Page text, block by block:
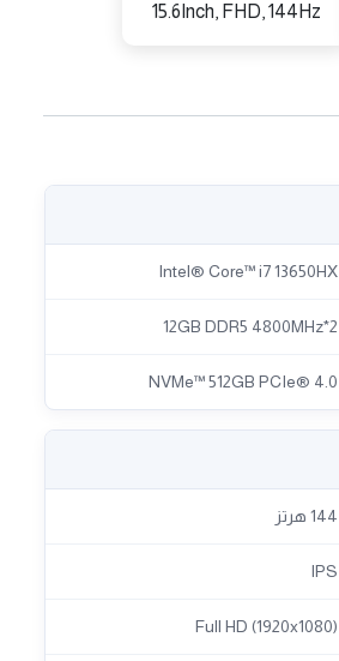
15.6Inch, FHD, 144Hz
Intel® Core™ i7 13650HX
2*12GB DDR5 4800MHz
NVMe™ 512GB PCIe® 4.0
144 هرتز
IPS
Full HD (1920x1080)